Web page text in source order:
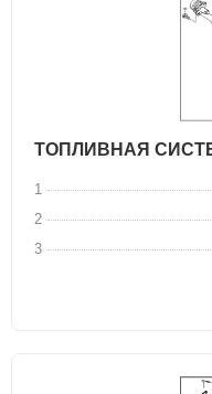
ТОПЛИВНАЯ
1
2
3